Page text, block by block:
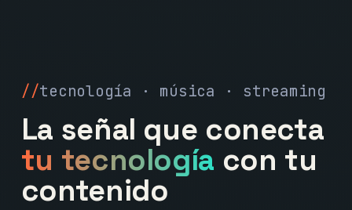
tecnología · música · streaming
La señal que conecta
tu tecnología con tu
contenido